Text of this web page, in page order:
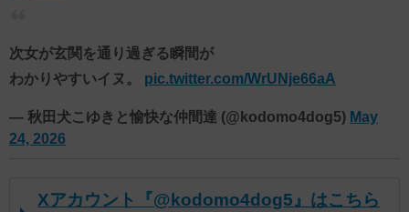
次女が玄関を通り過ぎる瞬間が
わかりやすいイヌ。 pic.twitter.com/WrUNje66aA
— 秋田犬こゆきと愉快な仲間達 (@kodomo4dog5) May
24, 2026
Xアカウント『@kodomo4dog5』はこちら